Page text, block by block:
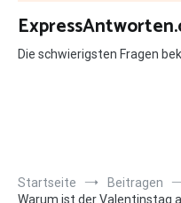
Zum
Inhalt
springen
Die schwierigsten Fragen
Startseite
Beitragen
Warum ist der Valentinstag